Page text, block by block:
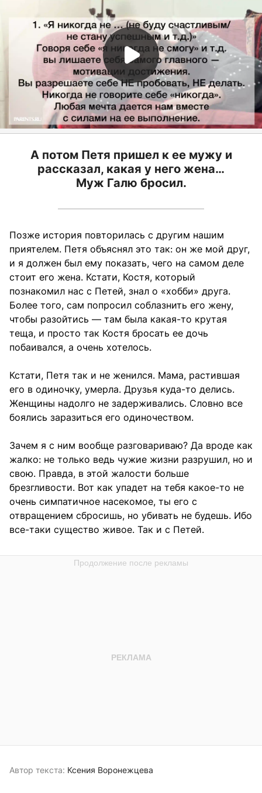
А потом Петя пришел к ее мужу и
рассказал, какая у него жена…
Муж Галю бросил.
Позже история повторилась с другим нашим
приятелем. Петя объяснял это так: он же мой друг,
и я должен был ему показать, чего на самом деле
стоит его жена. Кстати, Костя, который
познакомил нас с Петей, знал о «хобби» друга.
Более того, сам попросил соблазнить его жену,
чтобы разойтись — там была какая-то крутая
теща, и просто так Костя бросать ее дочь
побаивался, а очень хотелось.
Кстати, Петя так и не женился. Мама, растившая
его в одиночку, умерла. Друзья куда-то делись.
Женщины надолго не задерживались. Словно все
боялись заразиться его одиночеством.
Зачем я с ним вообще разговариваю? Да вроде как
жалко: не только ведь чужие жизни разрушил, но и
свою. Правда, в этой жалости больше
брезгливости. Вот как упадет на тебя какое-то не
очень симпатичное насекомое, ты его с
отвращением сбросишь, но убивать не будешь. Ибо
все-таки существо живое. Так и с Петей.
Автор текста: Ксения Воронежцева